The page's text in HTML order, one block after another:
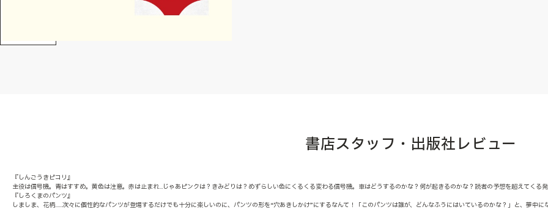
書店スタッフ・出版社レビュー
『しんごうきピコリ』
主役は信号機。青はすすめ。黄色は注意。赤は止まれ…じゃあピンクは？きみどりは？めずらしい色にくるくる変わる信号機。車はどうするのかな？何が起きるのかな？読者の予想を超えてくる発
『しろくまのパンツ』
しましま、花柄……次々に個性的なパンツが登場するだけでも十分に楽しいのに、パンツの形を“穴あきしかけ”にするなんて！「このパンツは誰が、どんなふうにはいているのかな？」と、夢中に